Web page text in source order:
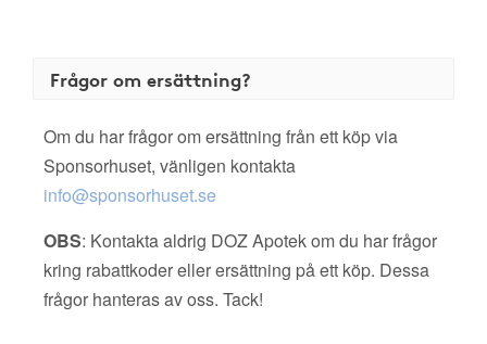
Frågor om ersättning?
Om du har frågor om ersättning från ett köp via
Sponsorhuset, vänligen kontakta
info@sponsorhuset.se
OBS: Kontakta aldrig DOZ Apotek om du har frågor
kring rabattkoder eller ersättning på ett köp. Dessa
frågor hanteras av oss. Tack!